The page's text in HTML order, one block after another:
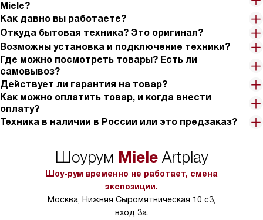
Miele?
Как давно вы работаете?
Откуда бытовая техника? Это оригинал?
Возможны установка и подключение техники?
Где можно посмотреть товары? Есть ли
самовывоз?
Действует ли гарантия на товар?
Как можно оплатить товар, и когда внести
оплату?
Техника в наличии в России или это предзаказ?
Шоурум MieleArtplay
Шоу-рум временно не работает, смена
экспозиции.
Москва, Нижняя Сыромятническая 10 с3,
вход 3а.